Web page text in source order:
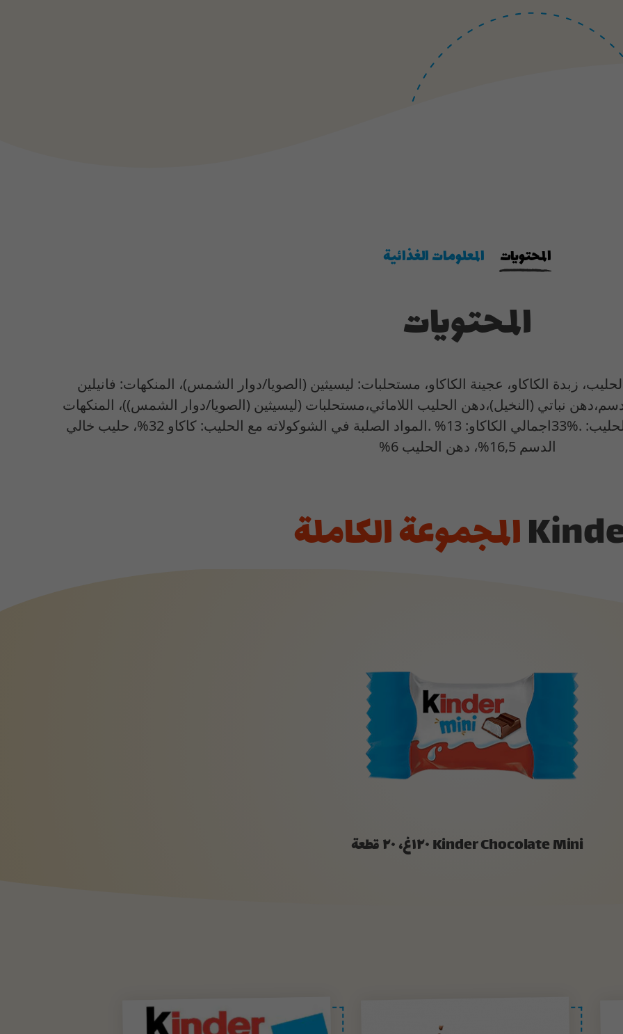
المحتويات المعلومات الغذائية
المحتويات
(سكر، بودرة الحليب، زبدة الكاكاو، عجينة الكاكاو، مستحلبات: ليسيثين (الصويا/دوار الشمس)، المنكهات: فانيلين
نباتي (النخيل)،دهن الحليب اللامائي،مستحلبات (ليسيثين (الصويا/دوار الشمس))، المنكهات
(فانيلين مطابق للطبيعي). اجمالي مكونات الحليب: .%33اجمالي الكاكاو: 13% .المواد الصلبة في الشوكولاته مع الحليب: كاكاو 32%، حليب خالي
الدسم 16,5%، دهن الحليب 6%
المجموعة الكاملة
Kinder Chocolate Mini ١٢٠غ، ٢٠ قطعة